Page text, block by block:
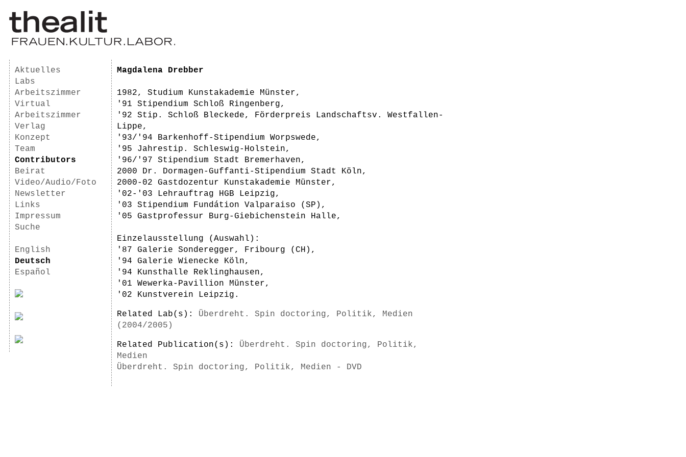
Aktuelles
Labs
Arbeitszimmer
Virtual
Arbeitszimmer
Verlag
Konzept
Team
Contributors
Beirat
Video/Audio/Foto
Newsletter
Links
Impressum
Suche
English
Deutsch
Español
Magdalena Drebber
1982, Studium Kunstakademie Münster,
'91 Stipendium Schloß Ringenberg,
'92 Stip. Schloß Bleckede, Förderpreis Landschaftsv. Westfallen-
Lippe,
'93/'94 Barkenhoff-Stipendium Worpswede,
'95 Jahrestip. Schleswig-Holstein,
'96/'97 Stipendium Stadt Bremerhaven,
2000 Dr. Dormagen-Guffanti-Stipendium Stadt Köln,
2000-02 Gastdozentur Kunstakademie Münster,
'02-'03 Lehrauftrag HGB Leipzig,
'03 Stipendium Fundátion Valparaiso (SP),
'05 Gastprofessur Burg-Giebichenstein Halle,
Einzelausstellung (Auswahl):
'87 Galerie Sonderegger, Fribourg (CH),
'94 Galerie Wienecke Köln,
'94 Kunsthalle Reklinghausen,
'01 Wewerka-Pavillion Münster,
'02 Kunstverein Leipzig.
Related Lab(s): Überdreht. Spin doctoring, Politik, Medien
(2004/2005)
Related Publication(s): Überdreht. Spin doctoring, Politik,
Medien
Überdreht. Spin doctoring, Politik, Medien - DVD